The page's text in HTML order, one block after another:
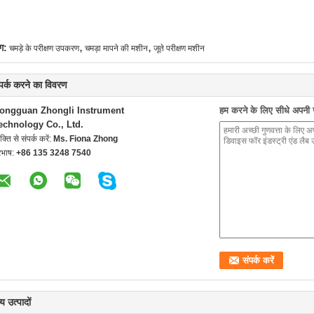
चमड़े के परीक्षण उपकरण, चमड़ा मापने की मशीन, जूते परीक्षण मशीन
करने का विवरण
Zhongli Instrument
Co., Ltd.
से संपर्क करें: Ms. Fiona Zhong
+86 135 3248 7540
हम करने के लिए सीधे अपनी
उत्पादों